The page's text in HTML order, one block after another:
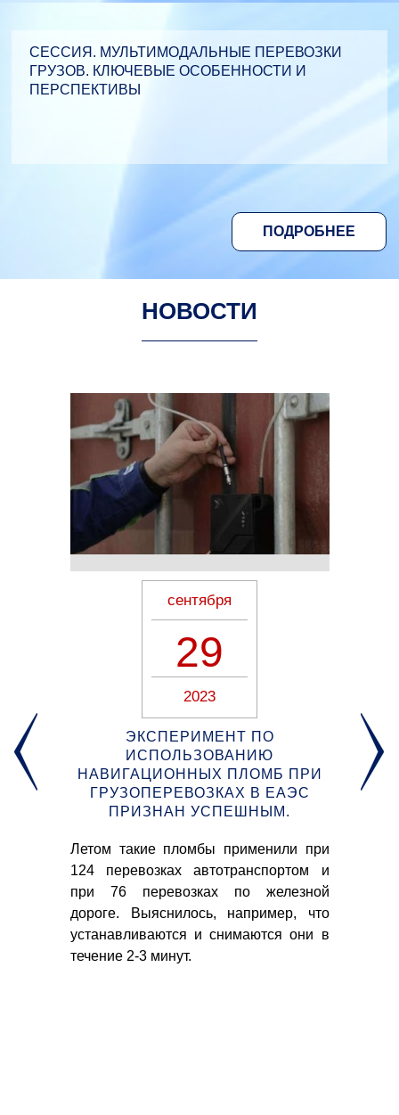
СЕССИЯ. МУЛЬТИМОДАЛЬНЫЕ ПЕРЕВОЗКИ
ГРУЗОВ. КЛЮЧЕВЫЕ ОСОБЕННОСТИ И
ПЕРСПЕКТИВЫ
ПОДРОБНЕЕ
НОВОСТИ
сентября
29
2023
ЭКСПЕРИМЕНТ ПО
ИСПОЛЬЗОВАНИЮ
НАВИГАЦИОННЫХ ПЛОМБ ПРИ
ГРУЗОПЕРЕВОЗКАХ В ЕАЭС
ПРИЗНАН УСПЕШНЫМ.
Летом такие пломбы применили при
124 перевозках автотранспортом и
при 76 перевозках по железной
дороге. Выяснилось, например, что
устанавливаются и снимаются они в
течение 2-3 минут.